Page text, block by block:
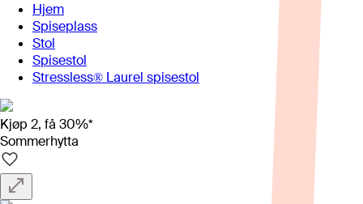
Hjem
Spiseplass
Stol
Spisestol
Stressless® Laurel spisestol
Kjøp 2, få 30%*
Sommerhytta